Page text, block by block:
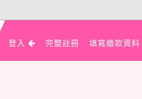
填寫繳款資料
登入 完整註冊